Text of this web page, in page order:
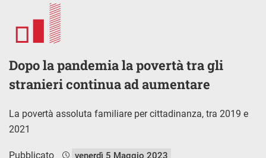
Dopo la pandemia la povertà tra gli
stranieri continua ad aumentare
La povertà assoluta familiare per cittadinanza, tra 2019 e
2021
Pubblicato venerdì 5 Maggio 2023